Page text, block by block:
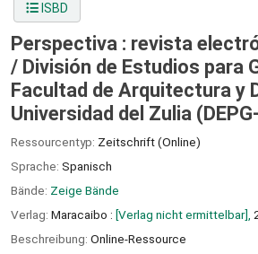
ISBD
Perspectiva : revista
/ División de Estudios para
Facultad de Arquitectura y
Universidad del Zulia
Ressourcentyp: Zeitschrift (Online)
Sprache: Spanisch
Bände: Zeige Bände
Verlag: Maracaibo : [Verlag nicht ermittelbar],
Beschreibung: Online-Ressource